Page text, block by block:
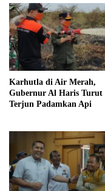
Karhutla di Air Merah,
Gubernur Al Haris Turut
Terjun Padamkan Api